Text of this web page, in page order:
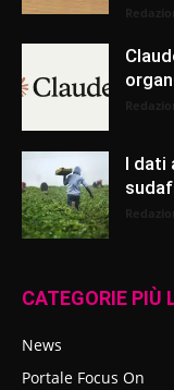
I dati
CATEGORIE PIÙ
News
Portale Focus On